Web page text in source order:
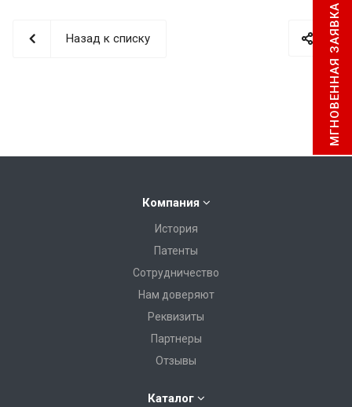
Назад к списку
Компания
История
Патенты
Сотрудничество
Нам доверяют
Реквизиты
Партнеры
Отзывы
Каталог
МГНОВЕННАЯ ЗАЯВКА